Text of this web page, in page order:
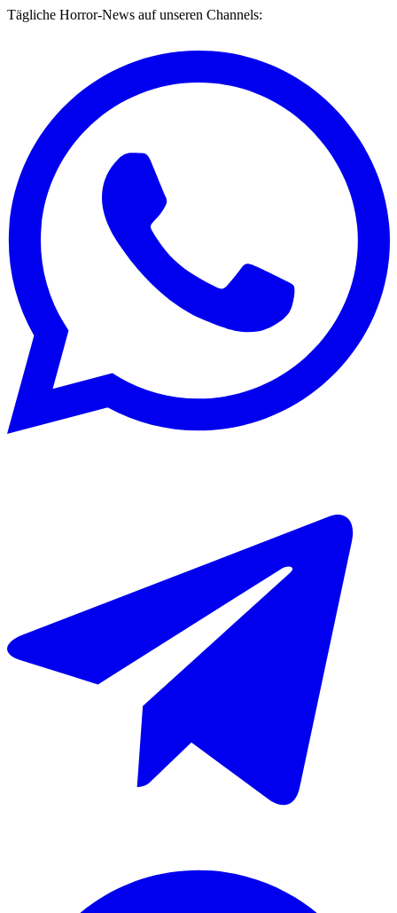
Tägliche Horror-News auf unseren Channels: